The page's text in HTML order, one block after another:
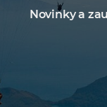
Novinky a